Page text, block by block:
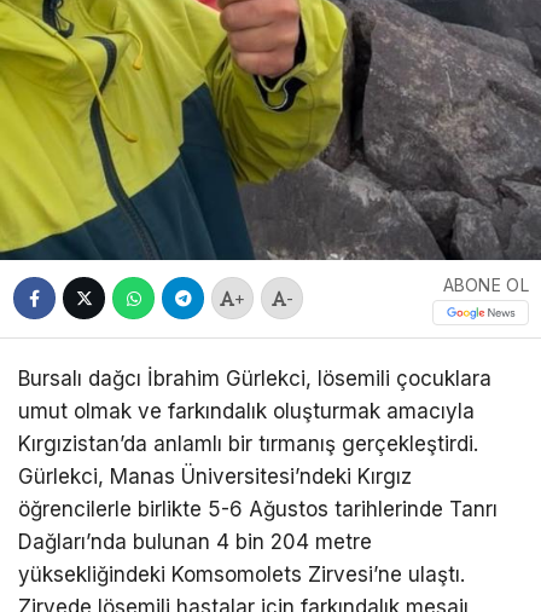
+ -
ABONE OL
Bursalı dağcı İbrahim Gürlekci, lösemili çocuklara
umut olmak ve farkındalık oluşturmak amacıyla
Kırgızistan’da anlamlı bir tırmanış gerçekleştirdi.
Gürlekci, Manas Üniversitesi’ndeki Kırgız
öğrencilerle birlikte 5-6 Ağustos tarihlerinde Tanrı
Dağları’nda bulunan 4 bin 204 metre
yüksekliğindeki Komsomolets Zirvesi’ne ulaştı.
Zirvede lösemili hastalar için farkındalık mesajı